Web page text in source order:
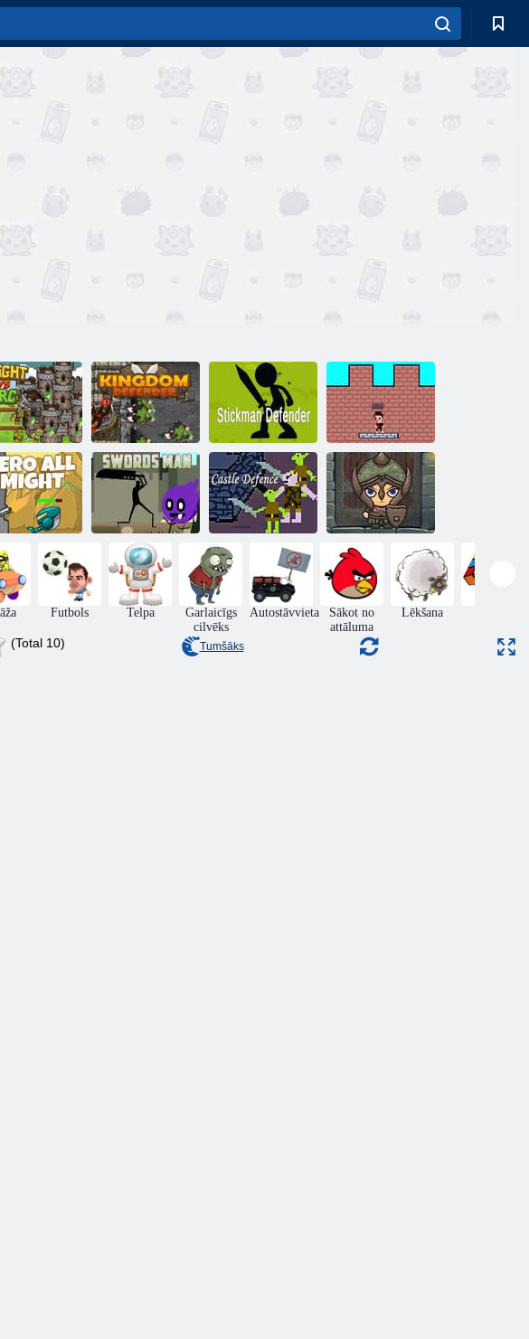
pret
Orku
Karalistes
aizstāvis
Nūju aizstāvis Cirvja pils
Varonis All
Might
Paukotājs Pils aizsardzība
Pils karš: Rush
royale un Drag
and Drop
Futbols Telpa
Garlaicīgs
cilvēks
Autostāvvieta
Sākot no
attāluma
Lēkšana
(Total 10) Tumšāks